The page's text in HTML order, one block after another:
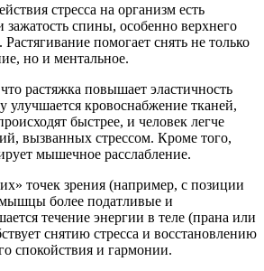
стресса на организм есть
зажатость спины, особенно верхнего
помогает снять не только
но и ментальное.
растяжка повышает эластичность
улучшается кровоснабжение тканей,
быстрее, и человек легче
вызванных стрессом. Кроме того,
мышечное расслабление.
точек зрения (например, с позиции
более податливые и
течение энергии в теле (прана или
снятию стресса и восстановлению
спокойствия и гармонии.